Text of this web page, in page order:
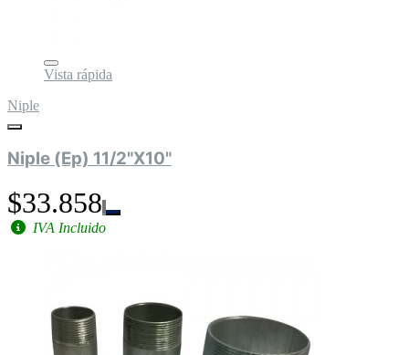
Vista rápida
Niple
Niple (Ep) 11/2"X10"
$33.858
IVA Incluido